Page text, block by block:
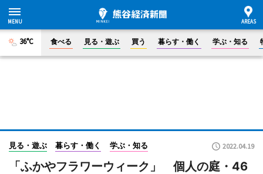
36°C 食べる 見る・遊ぶ 買う 暮らす・働く 学ぶ・知る
見る・遊ぶ 暮らす・働く 学ぶ・知る 2022.04.19
「ふかやフラワーウィーク」 個人の庭・46